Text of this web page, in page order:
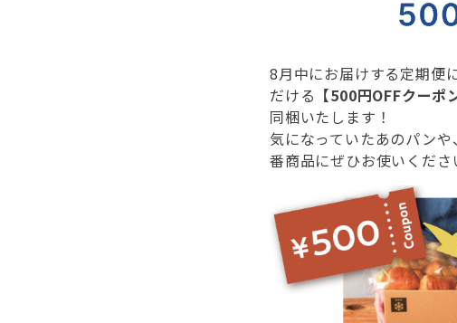
8月中にお届けする定期便
だける 【500円OFFクーポ
同梱いたします！
気になっていたあのパン
番商品にぜひお使いくださ